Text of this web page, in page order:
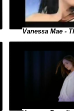
Vanessa Mae -